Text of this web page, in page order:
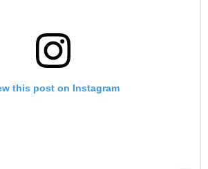
this post on Instagram